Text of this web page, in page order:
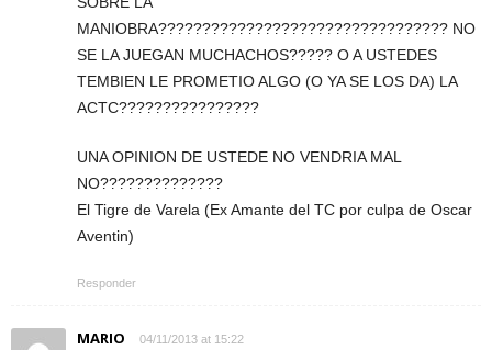
MANIOBRA????????????????????????????????? NO
SE LA JUEGAN MUCHACHOS????? O A USTEDES
TEMBIEN LE PROMETIO ALGO (O YA SE LOS DA) LA
ACTC????????????????
UNA OPINION DE USTEDE NO VENDRIA MAL
NO??????????????
El Tigre de Varela (Ex Amante del TC por culpa de Oscar
Aventin)
Responder
MARIO 04/11/2013 at 15:22